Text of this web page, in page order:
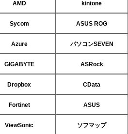
AMD kintone
Sycom ASUS ROG
Azure パソコンSEVEN
GIGABYTE ASRock
Dropbox CData
Fortinet ASUS
ViewSonic ソフマップ